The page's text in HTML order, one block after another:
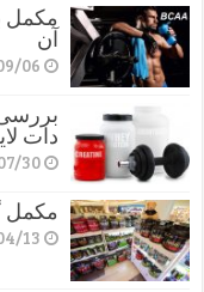
مکمل
آن
06
دات
30
مکمل
13